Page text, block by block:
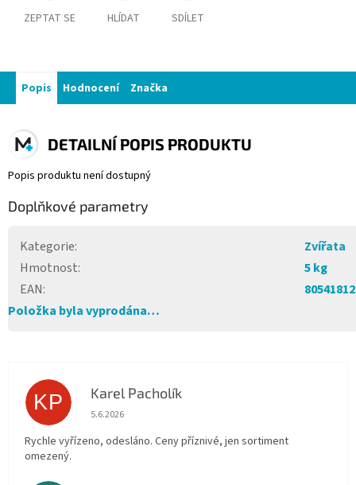
ZEPTAT SE HLÍDAT SDÍLET
Popis Hodnocení Značka
DETAILNÍ POPIS PRODUKTU
Popis produktu není dostupný
Doplňkové parametry
Kategorie:
Zvířata
Hmotnost:
5 kg
EAN:
Položka byla vyprodána…
KP Karel Pacholík
Hodnocení obchodu je 4 z 5 hvězdiček.
5.6.2026
Rychle vyřízeno, odesláno. Ceny příznivé, jen sortiment
omezený.